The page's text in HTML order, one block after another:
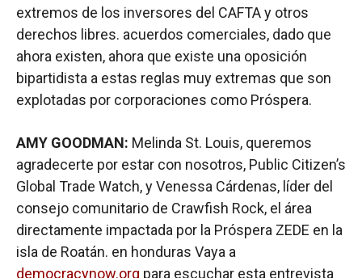
extremos de los inversores del CAFTA y otros
derechos libres. acuerdos comerciales, dado que
ahora existen, ahora que existe una oposición
bipartidista a estas reglas muy extremas que son
explotadas por corporaciones como Próspera.
AMY GOODMAN: Melinda St. Louis, queremos
agradecerte por estar con nosotros, Public Citizen’s
Global Trade Watch, y Venessa Cárdenas, líder del
consejo comunitario de Crawfish Rock, el área
directamente impactada por la Próspera ZEDE en la
isla de Roatán. en honduras Vaya a
democracynow.org para escuchar esta entrevista